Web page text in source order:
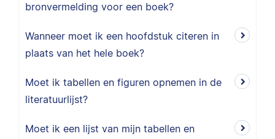
bronvermelding voor een boek?
Wanneer moet ik een hoofdstuk citeren in
plaats van het hele boek?
Moet ik tabellen en figuren opnemen in de
literatuurlijst?
Moet ik een lijst van mijn tabellen en